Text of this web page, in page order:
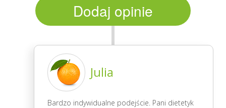
Dodaj opinie
Julia
Bardzo indywidualne podejście. Pani dietetyk